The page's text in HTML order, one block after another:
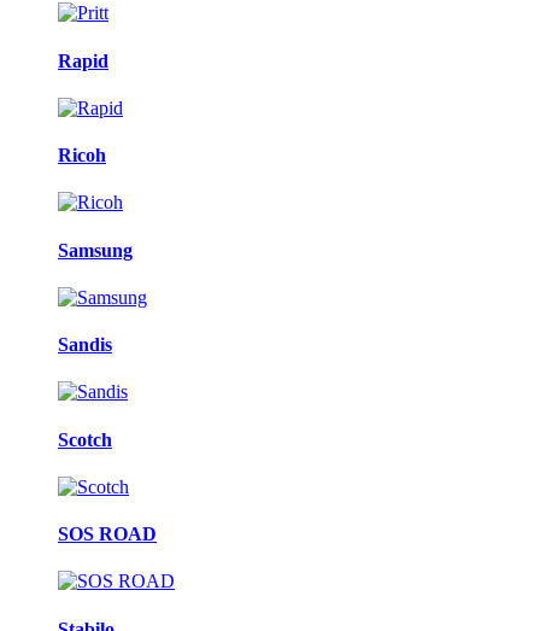
Rapid
Ricoh
Samsung
Sandis
Scotch
SOS ROAD